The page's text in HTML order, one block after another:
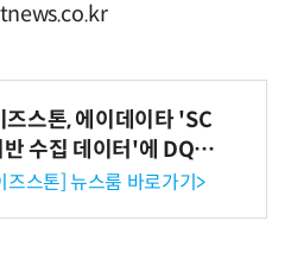
즈스톤, 에이데이타 'SC
반 수집 데이터'에 DQ인
고 등급 수여
즈스톤] 뉴스룸 바로가기>